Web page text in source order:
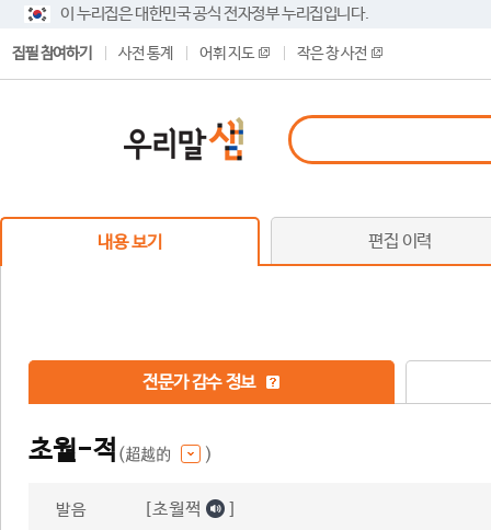
이 누리집은 대한민국 공식 전자정부 누리집입니다.
집필 참여하기 사전 통계 어휘 지도 작은 창 사전
내용 보기 편집 이력
전문가 감수 정보
초월-적 (超越的 )
발음 [초월쩍 ]